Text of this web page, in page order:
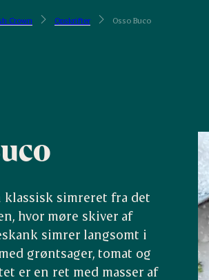
Crown Opskrifter Osso Buco
klassisk simreret fra det
hvor møre skiver af
simrer langsomt i
grøntsager, tomat og
er en ret med masser af